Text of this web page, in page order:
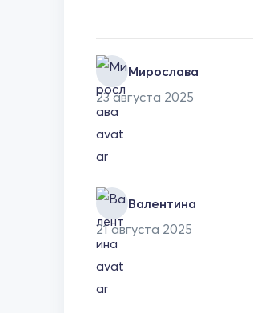
Мирослава
23 августа 2025
Валентина
21 августа 2025